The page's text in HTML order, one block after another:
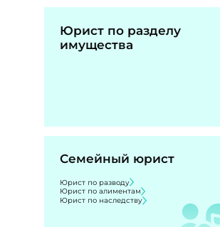
Юрист по разделу
имущества
Семейный юрист
Юрист по разводу
Юрист по алиментам
Юрист по наследству